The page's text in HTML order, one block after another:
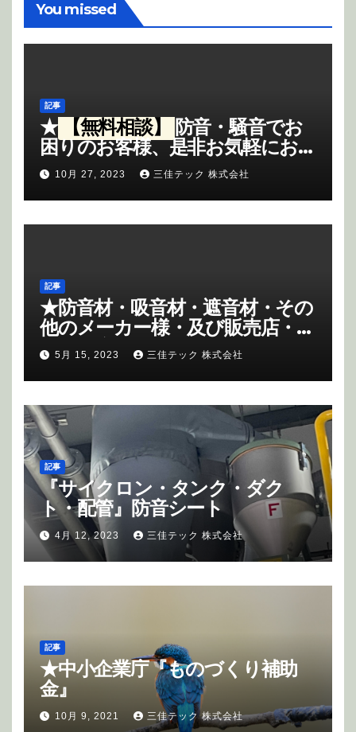
You missed
記事
★ 【無料相談】
防音・騒音でお
困りのお客様、是非お気軽にお問
合せ下さいませ、お問合せのお
客様には、
粗品進呈
させて頂き
ます。《御記入内容—無料相談
PR・御会社名・御住所・御担当
メール(限定)にてお問合せ願いま
す。 info@miyoshi-
tec.co.jp
10月 27, 2023 三佳テック 株式会社
記事
★防音材・吸音材・遮音材・その
他のメーカー様・及び販売店・商
社様の応援もさせて頂いていま
す。
5月 15, 2023 三佳テック 株式会社
記事
『サイクロン・タンク・ダク
ト・配管』防音シート
4月 12, 2023 三佳テック 株式会社
記事
★中小企業庁『ものづくり補助
金』
10月 9, 2021 三佳テック 株式会社